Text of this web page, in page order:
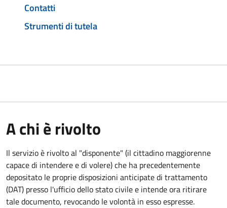
Contatti
Strumenti di tutela
A chi è rivolto
Il servizio è rivolto al "disponente" (il cittadino maggiorenne
capace di intendere e di volere) che ha precedentemente
depositato le proprie disposizioni anticipate di trattamento
(DAT) presso l'ufficio dello stato civile e intende ora ritirare
tale documento, revocando le volontà in esso espresse.